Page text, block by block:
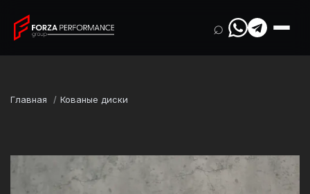
⌕
Главная Кованые диски